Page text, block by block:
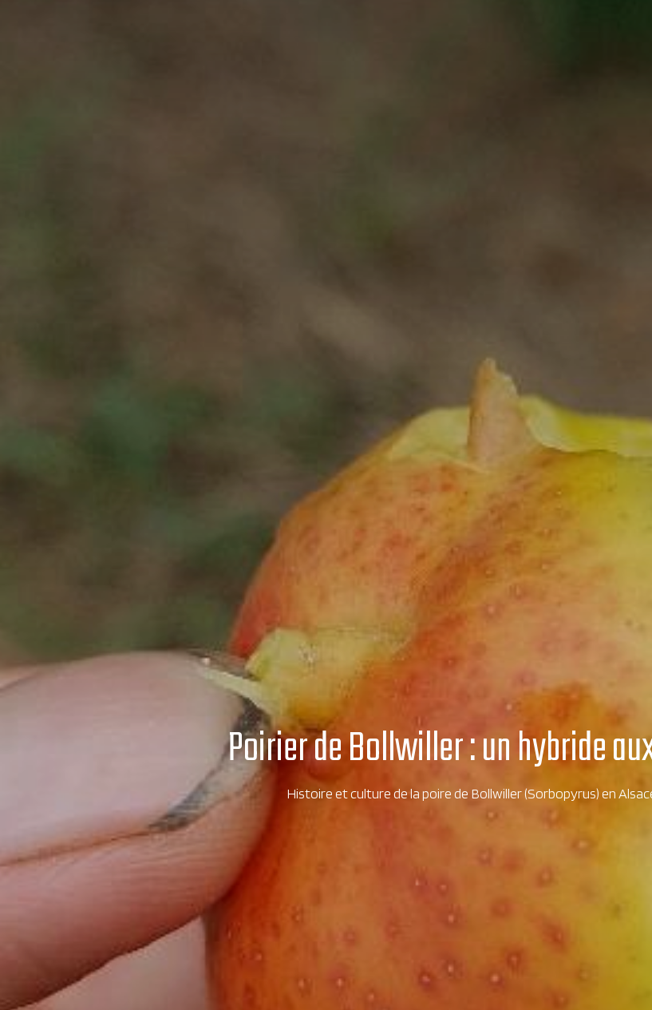
Poirier de Bollwiller : un hybride
Histoire et culture de la poire de Bollwiller (Sorbopyrus) en